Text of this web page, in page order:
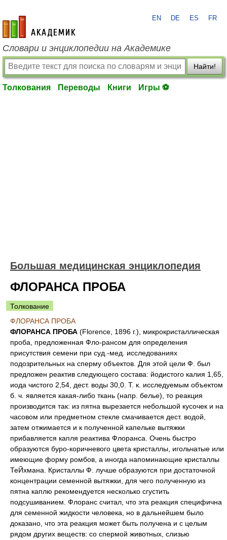
academic.ru
EN DE ES FR
Словари и энциклопедии на Академике
Найти!
Толкования Переводы Книги Игры ⚽
Большая медицинская энциклопедия
ФЛОРАНСА ПРОБА
Толкование
ФЛОРАНСА ПРОБА
ФЛОРАНСА ПРОБА (Florence, 1896 г.), микрокристаллическая
проба, предложенная Фло-рансом для определения
присутствия семени при суд.-мед. исследованиях
подозрительных на сперму объектов. Для этой цели Ф. был
предложен реактив следующего состава: йодистого калия 1,65,
иода чистого 2,54, дест. воды 30,0. Т. к. исследуемым объектом
б. ч. является какая-либо ткань (напр. белье), то реакция
производится так: из пятна вырезается небольшой кусочек и на
часовом или предметном стекле смачивается дест. водой,
затем отжимается и к полученной капельке вытяжки
прибавляется капля реактива Флоранса. Очень быстро
образуются буро-коричневого цвета кристаллы, игольчатые или
имеющие форму ромбов, а иногда напоминающие кристаллы
ТеЙхмана. Кристаллы Ф. лучше образуются при достаточной
концентрации семенной вытяжки, для чего полученную из
пятна каплю рекомендуется несколько сгустить
подсушиванием. Флоранс считал, что эта реакция специфична
для семенной жидкости человека, но в дальнейшем было
доказано, что эта реакция может быть получена и с целым
рядом других веществ: со спермой животных, слизью